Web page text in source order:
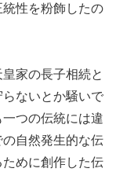
統性を粉飾したの
家の長子相続と
ないとか騒いで
つの伝統には違
自然発生的な伝
めに創作した伝